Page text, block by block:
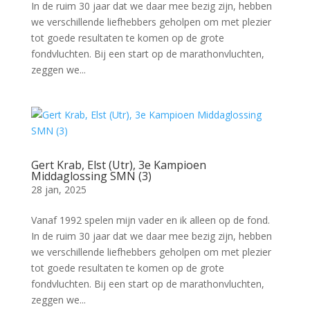
In de ruim 30 jaar dat we daar mee bezig zijn, hebben
we verschillende liefhebbers geholpen om met plezier
tot goede resultaten te komen op de grote
fondvluchten. Bij een start op de marathonvluchten,
zeggen we...
Gert Krab, Elst (Utr), 3e Kampioen
Middaglossing SMN (3)
28 jan, 2025
Vanaf 1992 spelen mijn vader en ik alleen op de fond.
In de ruim 30 jaar dat we daar mee bezig zijn, hebben
we verschillende liefhebbers geholpen om met plezier
tot goede resultaten te komen op de grote
fondvluchten. Bij een start op de marathonvluchten,
zeggen we...